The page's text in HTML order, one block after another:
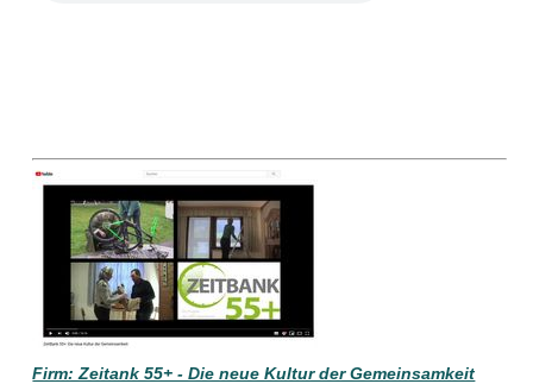
Firm: Zeitank 55+ - Die neue Kultur der Gemeinsamkeit